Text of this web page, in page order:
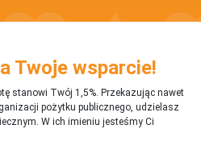
Twoje wsparcie!
stanowi Twój 1,5%. Przekazując nawet
pożytku publicznego, udzielasz
W ich imieniu jesteśmy Ci